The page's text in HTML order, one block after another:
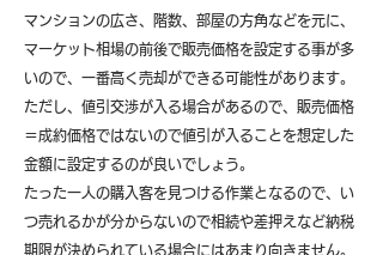
マンションの広さ、階数、部屋の方角などを元に、
マーケット相場の前後で販売価格を設定する事が多
いので、一番高く売却ができる可能性があります。
ただし、値引交渉が入る場合があるので、販売価格
＝成約価格ではないので値引が入ることを想定した
金額に設定するのが良いでしょう。
たった一人の購入客を見つける作業となるので、い
つ売れるかが分からないので相続や差押えなど納税
期限が決められている場合にはあまり向きません。